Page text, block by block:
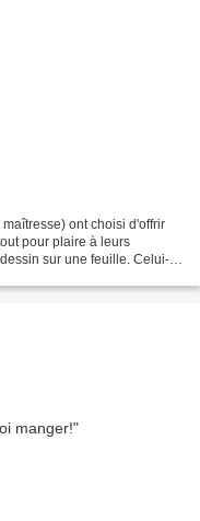
ont choisi d'offrir
pour plaire à leurs
sur une feuille. Celui-ci